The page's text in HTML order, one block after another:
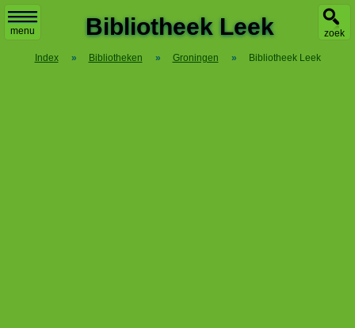
menu zoek
Bibliotheek Leek
Index » Bibliotheken » Groningen » Bibliotheek Leek